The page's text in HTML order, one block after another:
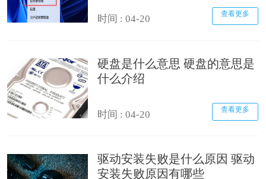
时间 : 04-20 查看更多
硬盘是什么意思 硬盘的意思是
什么介绍
时间 : 04-20 查看更多
驱动安装失败是什么原因 驱动
安装失败原因有哪些